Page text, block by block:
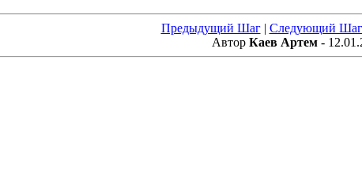
Предыдущий Шаг| Следующий Шаг
Автор Каев Артем-